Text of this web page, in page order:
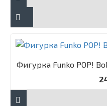
Фигурка Funko POP!